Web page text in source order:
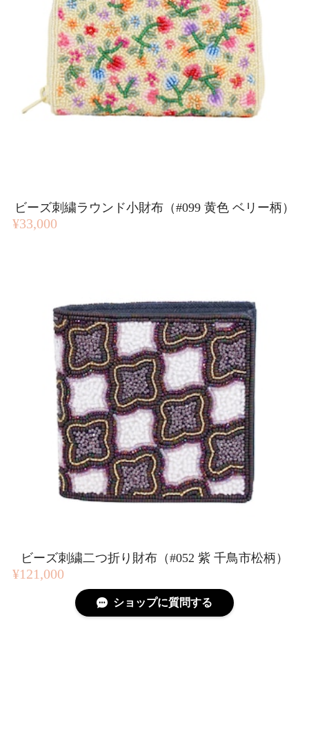
ビーズ刺繍ラウンド小財布（#099 黄色 ベリー柄）
¥33,000
ビーズ刺繍二つ折り財布（#052 紫 千鳥市松柄）
¥121,000
ショップに質問する